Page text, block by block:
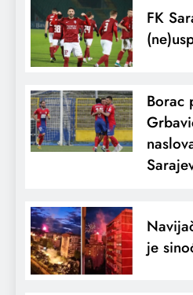
FK
Borac
je